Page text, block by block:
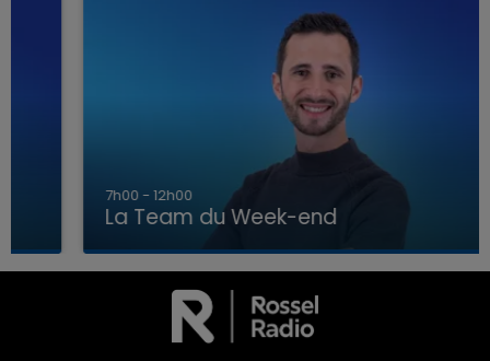
LA TEAM DU WEEK-END
7h00 - 12h00
La Team du Week-end